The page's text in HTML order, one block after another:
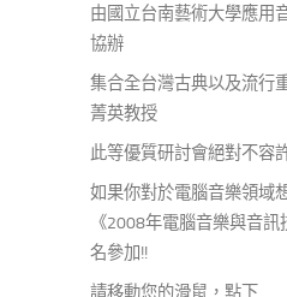
由國立台南藝術大學應用
協辦
集合全台灣古典以及流行
菁英教授
此等優質研討會絕對不容
如果你對於電腦音樂領域
《2008年電腦音樂與音
名參加!!